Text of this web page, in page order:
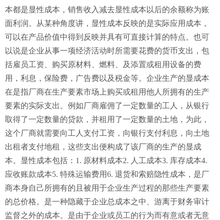
本都是显性成本，销售收入减去显性成本以后的余额称为账
面利润。从某种角度讲，显性成本反映的是实际应用成本，
可以在产品价值中得到反映并具有可直接计算的特点。也可
以说是企业从事一项经济活动时所需要花费的货币支出，包
括雇员工资、购买原材料、燃料、及添置或租用设备的费
用，利息，保险费，广告费以及税金等。企业生产的显成本
在是指厂商在生产要素市场上购买或租用他人所拥有的生产
要素的实际支出。例如厂商雇佣了一定数量的工人，从银行
取得了一定数量的贷款，并租用了一定数量的土地，为此，
这个厂商就需要向工人支付工资，向银行支付利息，向土地
出租者支付地租，这些支出便构成了该厂商的生产的显成
本。显性成本包括：1. 原材料成本2. 人工成本3. 库存成本4.
应收账款成本5. 特殊运输费用6. 退货和索赔隐性成本，是厂
商本身自己所拥有的且被用于企业生产过程的那些生产要素
的总价格。是一种隐藏于企业总成本之中、游离于财务审计
监督之外的成本。是由于企业或员工的行为而有意或者无意